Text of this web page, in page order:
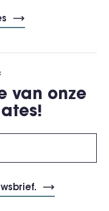
van onze